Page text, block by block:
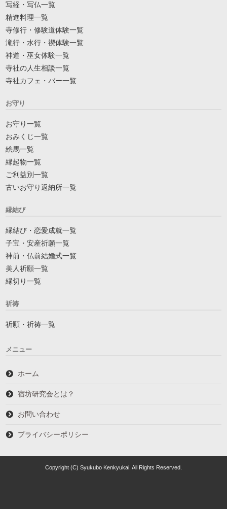
写経・写仏一覧
精進料理一覧
寺修行・修験道体験一覧
滝行・水行・禊体験一覧
神道・巫女体験一覧
寺社の人生相談一覧
寺社カフェ・バー一覧
お守り
お守り一覧
おみくじ一覧
絵馬一覧
縁起物一覧
ご利益別一覧
古いお守り返納所一覧
縁結び
縁結び・恋愛成就一覧
子宝・安産祈願一覧
神前・仏前結婚式一覧
美人祈願一覧
縁切り一覧
祈祷
祈願・祈祷一覧
メニュー
ホーム
宿坊研究会とは？
お問い合わせ
プライバシーポリシー
Copyright (C) Syukubo Kenkyukai. All Rights Reserved.